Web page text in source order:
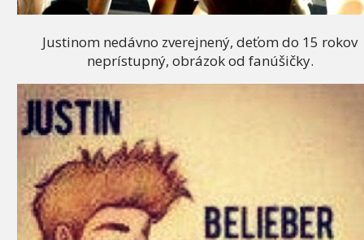
Justinom nedávno zverejnený, deťom do 15 rokov
neprístupný, obrázok od fanúšičky.